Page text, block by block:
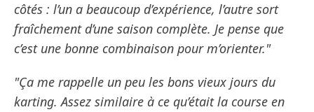
côtés : l’un a beaucoup d’expérience, l’autre sort
fraîchement d’une saison complète. Je pense que
c’est une bonne combinaison pour m’orienter."
"Ça me rappelle un peu les bons vieux jours du
karting. Assez similaire à ce qu’était la course en